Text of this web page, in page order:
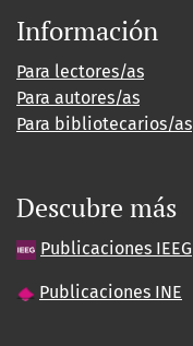
Información
Para lectores/as
Para autores/as
Para bibliotecarios/as
Descubre más
Publicaciones IEEG
Publicaciones INE